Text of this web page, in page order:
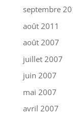
septembre
août 2011
août 2007
juillet 2007
juin 2007
mai 2007
avril 2007